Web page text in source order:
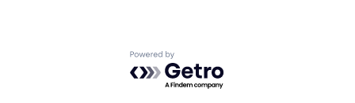
Powered by Getro.com